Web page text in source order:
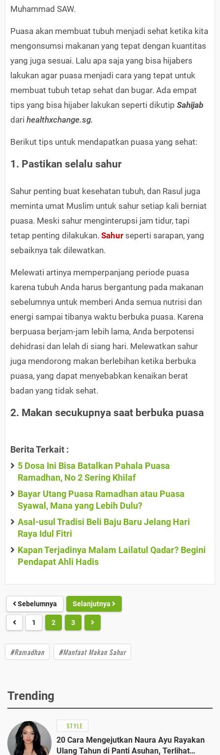
Muhammad SAW.
Puasa akan membuat tubuh menjadi sehat ketika kita
mengonsumsi makanan yang tepat dengan kuantitas
yang juga sesuai. Lalu apa saja yang bisa hijabers
lakukan agar puasa menjadi cara yang tepat untuk
membuat tubuh tetap sehat dan bugar. Ada empat
tips yang bisa hijaber lakukan seperti dikutip Sahijab
dari healthxchange.sg.
Berikut tips untuk mendapatkan puasa yang sehat:
1. Pastikan selalu sahur
Sahur penting buat kesehatan tubuh, dan Rasul juga
meminta umat Muslim untuk sahur setiap kali berniat
puasa. Meski sahur menginterupsi jam tidur, tapi
tetap penting dilakukan. Sahur seperti sarapan, yang
sebaiknya tak dilewatkan.
Melewati artinya memperpanjang periode puasa
karena tubuh Anda harus bergantung pada makanan
sebelumnya untuk memberi Anda semua nutrisi dan
energi sampai tibanya waktu berbuka puasa. Karena
berpuasa berjam-jam lebih lama, Anda berpotensi
dehidrasi dan lelah di siang hari. Melewatkan sahur
juga mendorong makan berlebihan ketika berbuka
puasa, yang dapat menyebabkan kenaikan berat
badan yang tidak sehat.
2. Makan secukupnya saat berbuka puasa
Berita Terkait :
5 Dosa Ini Bisa Batalkan Pahala Puasa
Ramadhan, No 2 Sering Khilaf
Bayar Utang Puasa Ramadhan atau Puasa
Syawal, Mana yang Lebih Dulu?
Asal-usul Tradisi Beli Baju Baru Jelang Hari
Raya Idul Fitri
Kapan Terjadinya Malam Lailatul Qadar? Begini
Pendapat Ahli Hadis
Sebelumnya Selanjutnya
1 2 3
#Ramadhan #Manfaat Makan Sahur
Trending
STYLE
20 Cara Mengejutkan Naura Ayu Rayakan
Ulang Tahun di Panti Asuhan, Terlihat